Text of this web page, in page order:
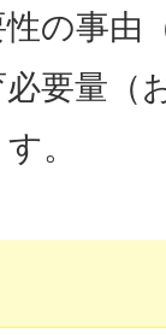
の事由
要量（
。